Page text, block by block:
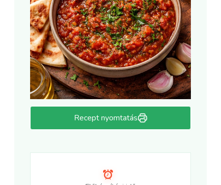
Recept nyomtatás